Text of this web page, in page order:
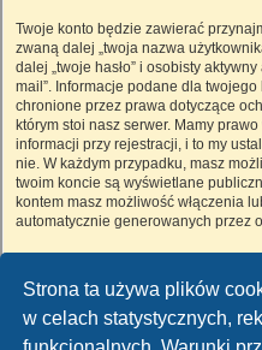
Strona ta używa plików
w celach statystycznych,
Twoje konto będzie zawierać
zwaną dalej „twoja nazwa
dalej „twoje hasło” i osobisty
mail”. Informacje podane dla twojego
chronione przez prawa dotyczące
którym stoi nasz serwer. Mamy
informacji przy rejestracji, i to my
nie. W każdym przypadku, masz
twoim koncie są wyświetlane
kontem masz możliwość włączenia
automatycznie generowanych przez
Twoje hasło jest zaszyfrowane,
używać tego samego hasła na
umożliwia dostęp do twojego konta
i w żadnym wypadku nie podawaj
„Nie pamiętam hasła”. Witryna